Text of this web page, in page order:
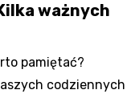
ważnych
pamiętać?
codziennych